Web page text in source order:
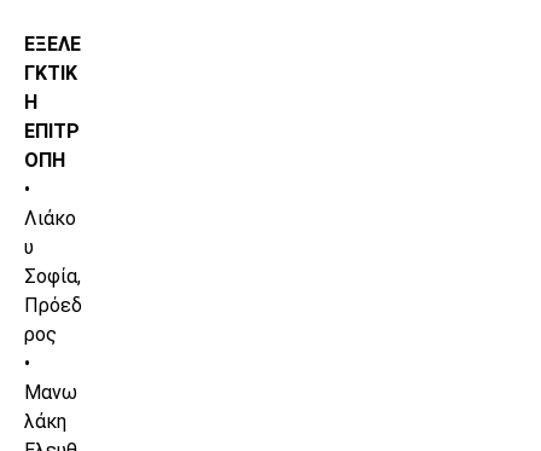
ΕΞΕΛΕ
ΓΚΤΙΚ
Η
ΕΠΙΤΡ
ΟΠΗ
•
Λιάκο
υ
Σοφία,
Πρόεδ
ρος
•
Μανω
λάκη